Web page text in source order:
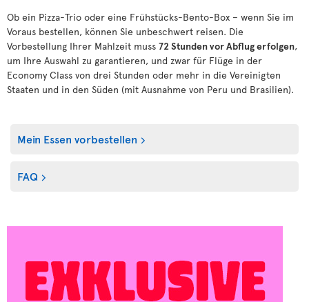
Ob ein Pizza-Trio oder eine Frühstücks-Bento-Box – wenn Sie im
Voraus bestellen, können Sie unbeschwert reisen. Die
Vorbestellung Ihrer Mahlzeit muss 72 Stunden vor Abflug erfolgen,
um Ihre Auswahl zu garantieren, und zwar für Flüge in der
Economy Class von drei Stunden oder mehr in die Vereinigten
Staaten und in den Süden (mit Ausnahme von Peru und Brasilien).
Mein Essen vorbestellen
FAQ